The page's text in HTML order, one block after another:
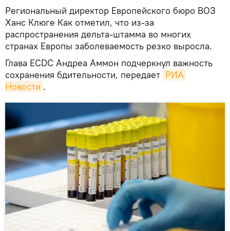
Региональный директор Европейского бюро ВОЗ
Ханс Клюге Как отметил, что из-за
распространения дельта-штамма во многих
странах Европы заболеваемость резко выросла.
Глава ECDC Андреа Аммон подчеркнул важность
сохранения бдительности, передает РИА
Новости .